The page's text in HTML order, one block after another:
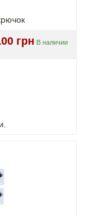
грн В наличии